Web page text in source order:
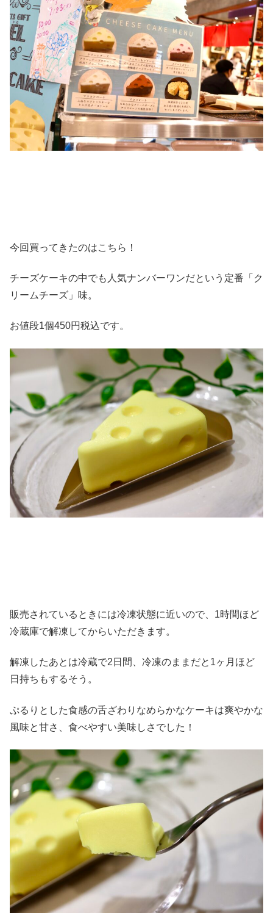
今回買ってきたのはこちら！
チーズケーキの中でも人気ナンバーワンだという定番「ク
リームチーズ」味。
お値段1個450円税込です。
販売されているときには冷凍状態に近いので、1時間ほど
冷蔵庫で解凍してからいただきます。
解凍したあとは冷蔵で2日間、冷凍のままだと1ヶ月ほど
日持ちもするそう。
ぷるりとした食感の舌ざわりなめらかなケーキは爽やかな
風味と甘さ、食べやすい美味しさでした！